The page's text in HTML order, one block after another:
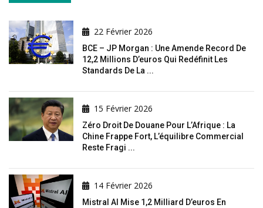
22 Février 2026
BCE – JP Morgan : Une Amende Record De
12,2 Millions D’euros Qui Redéfinit Les
Standards De La ...
15 Février 2026
Zéro Droit De Douane Pour L’Afrique : La
Chine Frappe Fort, L’équilibre Commercial
Reste Fragi ...
14 Février 2026
Mistral AI Mise 1,2 Milliard D’euros En